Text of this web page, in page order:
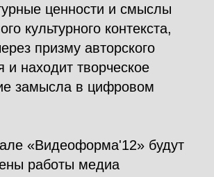
ценности и смыслы
культурного контекста,
призму авторского
и находит творческое
замысла в цифровом
«Видеоформа'12» будут
работы медиа